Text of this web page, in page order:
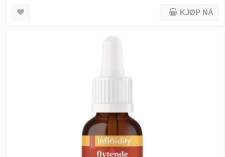
KJØP NÅ